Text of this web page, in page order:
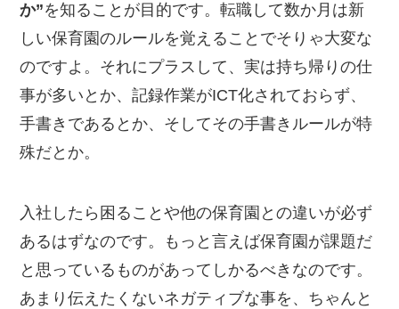
か”を知ることが目的です。転職して数か月は新
しい保育園のルールを覚えることでそりゃ大変な
のですよ。それにプラスして、実は持ち帰りの仕
事が多いとか、記録作業がICT化されておらず、
手書きであるとか、そしてその手書きルールが特
殊だとか。
入社したら困ることや他の保育園との違いが必ず
あるはずなのです。もっと言えば保育園が課題だ
と思っているものがあってしかるべきなのです。
あまり伝えたくないネガティブな事を、ちゃんと